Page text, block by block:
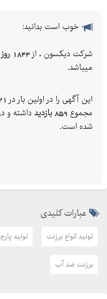
خوب است بدانید:
شرکت دیکسون ، از 1844 روز پیش
میباشد.
این آگهی را در اولین بار در
مجموع 859 بازدید داشته و
شده است.
عبارات کلیدی
تولید انواع برزنت تولید
برزنت ضد آب